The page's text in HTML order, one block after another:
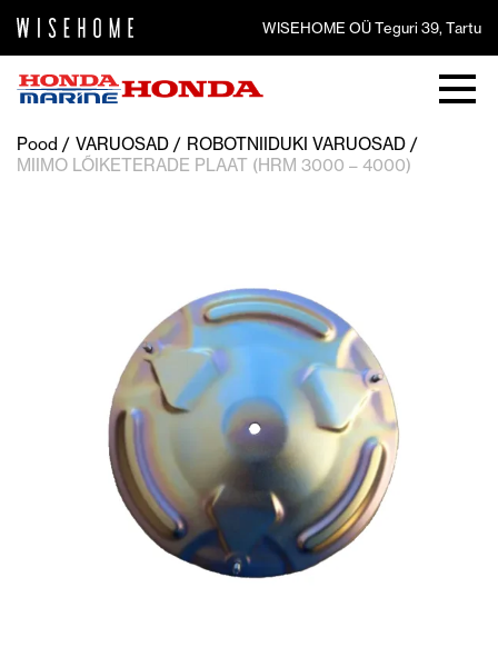
WISEHOME OÜ Teguri 39, Tartu
Pood VARUOSAD
ROBOTNIIDUKI VARUOSAD
MIIMO LÕIKETERADE PLAAT (HRM 3000 – 4000)